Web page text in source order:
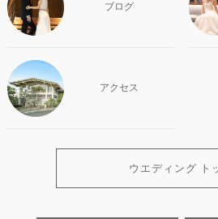
ブログ
アクセス
ウエディング ト